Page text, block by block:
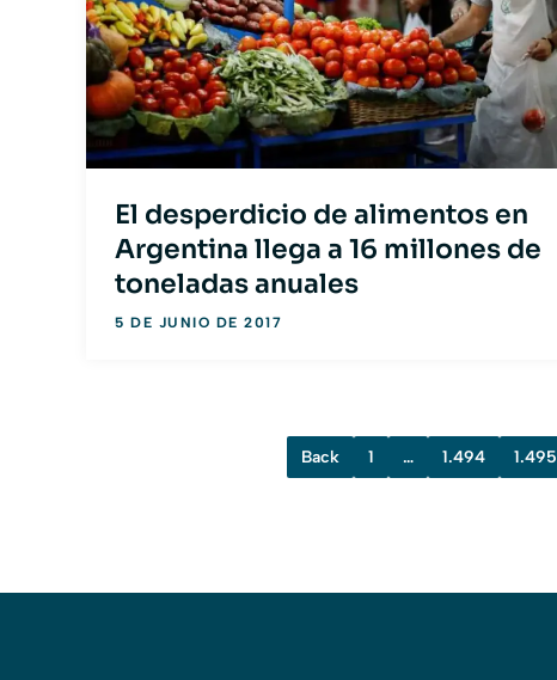
El desperdicio de alimentos en
Argentina llega a 16 millones de
toneladas anuales
5 DE JUNIO DE 2017
Back 1 … 1.494 1.495